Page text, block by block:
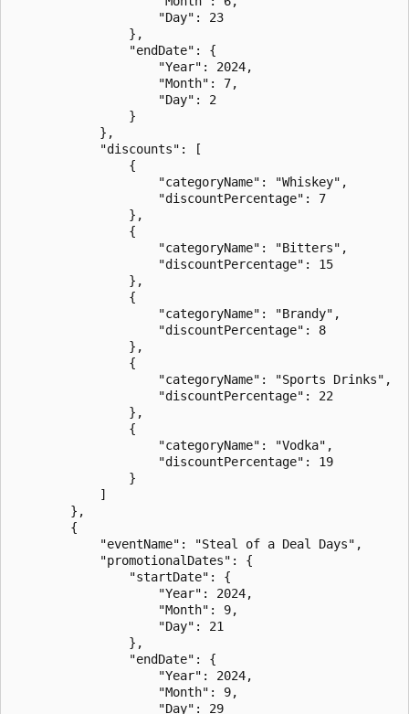
                    "Day": 23
                },
                "endDate": {
                    "Year": 2024,
                    "Month": 7,
                    "Day": 2
                }
            },
            "discounts": [
                {
                    "categoryName": "Whiskey",
                    "discountPercentage": 7
                },
                {
                    "categoryName": "Bitters",
                    "discountPercentage": 15
                },
                {
                    "categoryName": "Brandy",
                    "discountPercentage": 8
                },
                {
                    "categoryName": "Sports Drinks",
                    "discountPercentage": 22
                },
                {
                    "categoryName": "Vodka",
                    "discountPercentage": 19
                }
            ]
        },
        {
            "eventName": "Steal of a Deal Days",
            "promotionalDates": {
                "startDate": {
                    "Year": 2024,
                    "Month": 9,
                    "Day": 21
                },
                "endDate": {
                    "Year": 2024,
                    "Month": 9,
                    "Day": 29